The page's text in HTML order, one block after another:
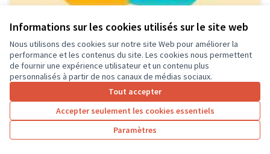
Informations sur les cookies utilisés sur le site web
Nous utilisons des cookies sur notre site Web pour améliorer la
performance et les contenus du site. Les cookies nous permettent
de fournir une expérience utilisateur et un contenu plus
personnalisés à partir de nos canaux de médias sociaux.
Tout accepter
Accepter seulement les cookies essentiels
Paramètres
Financement équipement, activités
et animations locales dédié aux
jeunes de l'éco-quartier et leurs
parents.
Soumis
association ECO-QUARTIER LA GUIGNARDIERE 0 0